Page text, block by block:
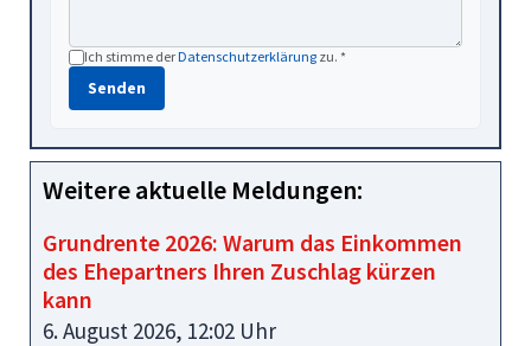
Ich stimme derDatenschutzerklärung zu. *
Senden
Weitere aktuelle Meldungen:
Grundrente 2026: Warum das Einkommen
des Ehepartners Ihren Zuschlag kürzen
kann
6. August 2026, 12:02 Uhr